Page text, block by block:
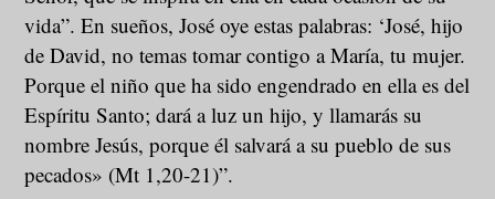
vida”. En sueños, José oye estas palabras: ‘José, hijo
de David, no temas tomar contigo a María, tu mujer.
Porque el niño que ha sido engendrado en ella es del
Espíritu Santo; dará a luz un hijo, y llamarás su
nombre Jesús, porque él salvará a su pueblo de sus
pecados» (Mt 1,20-21)”.